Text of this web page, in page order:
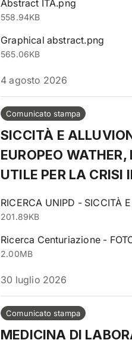
Abstract ITA.png
558.94KB
Graphical abstract.png
565.06KB
4 agosto 2026
Comunicato stampa
SICCITÀ E
EUROPEO
UTILE PER LA CRISI
RICERCA UNIPD - SICCITÀ
201.89KB
Ricerca Centuriazione -
2.00MB
30 luglio 2026
Comunicato stampa
MEDICINA DI